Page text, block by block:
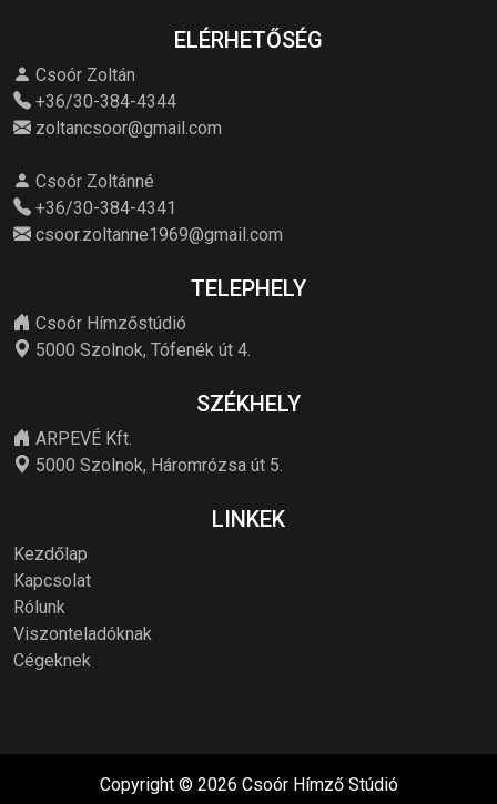
ELÉRHETŐSÉG
Csoór Zoltán
+36/30-384-4344
zoltancsoor@gmail.com
Csoór Zoltánné
+36/30-384-4341
csoor.zoltanne1969@gmail.com
TELEPHELY
Csoór Hímzőstúdió
5000 Szolnok, Tófenék út 4.
SZÉKHELY
ARPEVÉ Kft.
5000 Szolnok, Háromrózsa út 5.
LINKEK
Kezdőlap
Kapcsolat
Rólunk
Viszonteladóknak
Cégeknek
Copyright © 2026 Csoór Hímző Stúdió